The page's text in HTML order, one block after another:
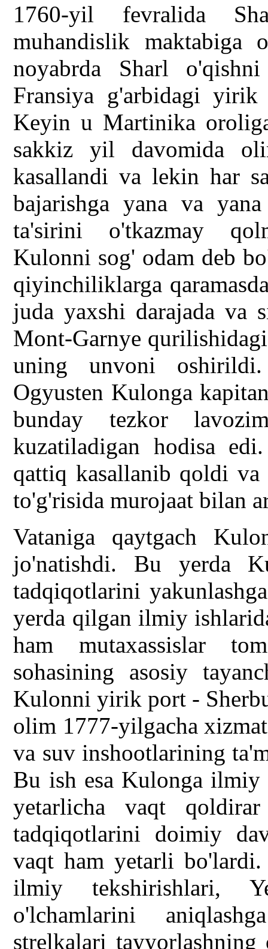
1760-yil fevralida
muhandislik
noyabrda Sharl
Fransiya g'arbidagi
Keyin u Martinika
sakkiz yil davomida
kasallandi va lekin har
bajarishga yana va
ta'sirini o'tkazmay
Kulonni sog' odam deb
qiyinchiliklarga
juda yaxshi darajada va
Mont-Garnye
uning unvoni
Ogyusten Kulonga
bunday tezkor
kuzatiladigan hodisa
qattiq kasallanib qoldi va
to'g'risida murojaat bilan
Vataniga qaytgach
jo'natishdi. Bu yerda
tadqiqotlarini
yerda qilgan ilmiy
ham mutaxassislar
sohasining asosiy
Kulonni yirik port -
olim 1777-yilgacha
va suv inshootlarining
Bu ish esa Kulonga
yetarlicha vaqt
tadqiqotlarini doimiy
vaqt ham yetarli
ilmiy tekshirishlari,
o'lchamlarini
strelkalari